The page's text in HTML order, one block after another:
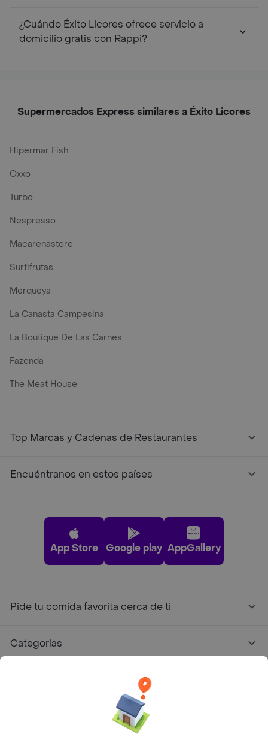
¿Cuándo Éxito Licores ofrece servicio a
domicilio gratis con Rappi?
Supermercados Express similares a Éxito Licores
Hipermar Fish
Oxxo
Turbo
Nespresso
Macarenastore
Surtifrutas
Merqueya
La Canasta Campesina
La Boutique De Las Carnes
Fazenda
The Meat House
Top Marcas y Cadenas de Restaurantes
Encuéntranos en estos países
App Store Google play AppGallery
Pide tu comida favorita cerca de ti
Categorías